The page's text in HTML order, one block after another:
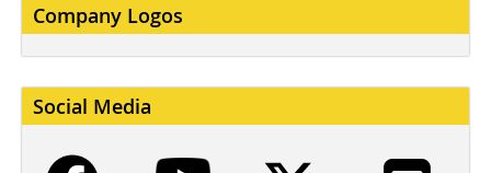
Company Logos
Social Media